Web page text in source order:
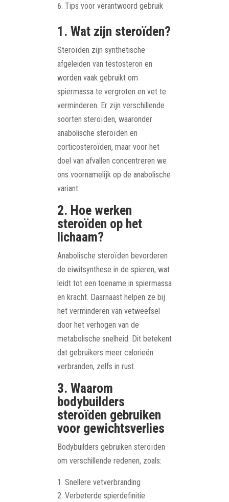
Tips voor verantwoord gebruik
1. Wat zijn steroïden?
Steroïden zijn synthetische
afgeleiden van testosteron en
worden vaak gebruikt om
spiermassa te vergroten en vet te
verminderen. Er zijn verschillende
soorten steroïden, waaronder
anabolische steroïden en
corticosteroïden, maar voor het
doel van afvallen concentreren we
ons voornamelijk op de anabolische
variant.
2. Hoe werken
steroïden op het
lichaam?
Anabolische steroïden bevorderen
de eiwitsynthese in de spieren, wat
leidt tot een toename in spiermassa
en kracht. Daarnaast helpen ze bij
het verminderen van vetweefsel
door het verhogen van de
metabolische snelheid. Dit betekent
dat gebruikers meer calorieën
verbranden, zelfs in rust.
3. Waarom
bodybuilders
steroïden gebruiken
voor gewichtsverlies
Bodybuilders gebruiken steroïden
om verschillende redenen, zoals:
Snellere vetverbranding
Verbeterde spierdefinitie